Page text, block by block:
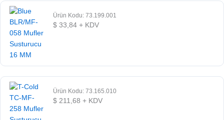
Ürün Kodu: 73.199.001
$ 33,84 + KDV
Ürün Kodu: 73.165.010
$ 211,68 + KDV